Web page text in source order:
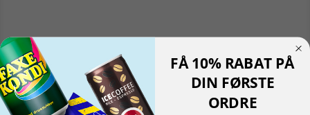
Translate »
Powered by
Translate
Shopping cart0
FÅ 10% RABAT PÅ
DIN FØRSTE
ORDRE